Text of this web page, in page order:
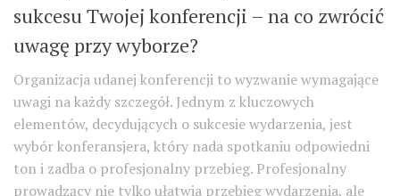
sukcesu Twojej konferencji – na co zwrócić
uwagę przy wyborze?
Organizacja udanej konferencji to wyzwanie wymagające
uwagi na każdy szczegół. Jednym z kluczowych
elementów, decydujących o sukcesie wydarzenia, jest
wybór konferansjera, który nada spotkaniu odpowiedni
ton i zadba o profesjonalny przebieg. Profesjonalny
prowadzący nie tylko ułatwia przebieg wydarzenia, ale